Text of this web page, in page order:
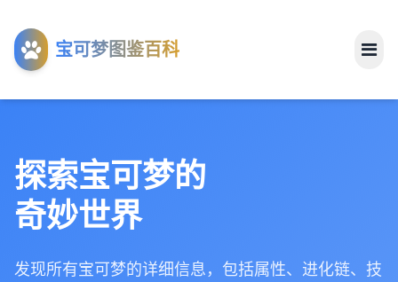
宝可梦图鉴百科
工具
关于
探索宝可梦的
奇妙世界
发现所有宝可梦的详细信息，包括属性、进化链、技